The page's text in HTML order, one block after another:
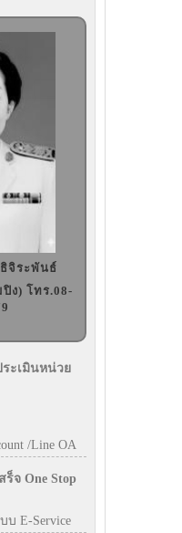
จิระพันธ์
ง) โทร.08-
ระเมินหน่วย
/Line OA
จ One Stop
E-Service